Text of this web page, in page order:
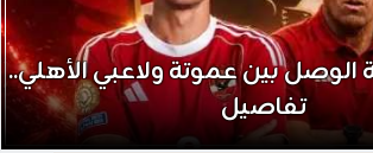
بين عموتة ولاعبي الأهلي..
تفاصيل